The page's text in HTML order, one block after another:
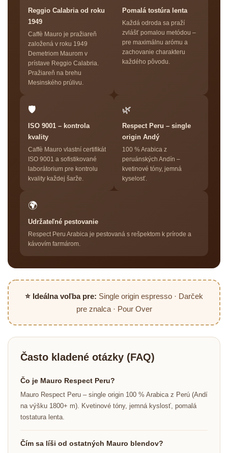
Reggio Calabria od roku
1949
Caffè Mauro je pražiareň
založená v roku 1949
Demetriom Maurom v
prístave Reggio Calabria.
Pražiareň na brehu
Mesinského prúlivu.
Pomalá tostúra lenta
Každá odroda sa praží
zvlášť pomalou metódou –
pre maximálnu arómu a
zachovanie charakteru
každého pôvodu.
🛡
ISO 9001 – kontrola
kvality
Caffè Mauro vlastní certifikát
ISO 9001 a sofistikované
laborátorium pre kontrolu
kvality každej šarže.
🌿
Respect Peru – single
origin Andý
100 % Arabica z
peruánských Andín –
kvetinové tóny, jemná
kyselosť.
🌍
Udržateľné pestovanie
Respect Peru Arabica je pestovaná s rešpektom k prírode a
kávovím farmárom.
⭐ Ideálna voľba pre: Single origin espresso · Darček
pre znalca · Pour Over
Často kladené otázky (FAQ)
Čo je Mauro Respect Peru?
Mauro Respect Peru – single origin 100 % Arabica z Perú (Andí
na výšku 1800+ m). Kvetinové tóny, jemná kyslosť, pomalá
tostatura lenta.
Čím sa líši od ostatných Mauro blendov?